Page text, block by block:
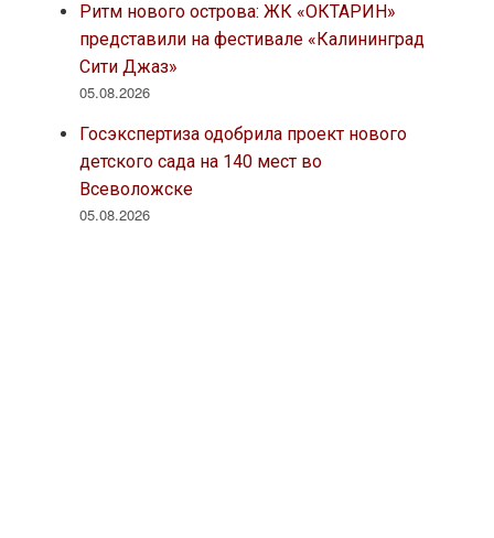
Ритм нового острова: ЖК «ОКТАРИН»
представили на фестивале «Калининград
Сити Джаз»
05.08.2026
Госэкспертиза одобрила проект нового
детского сада на 140 мест во
Всеволожске
05.08.2026